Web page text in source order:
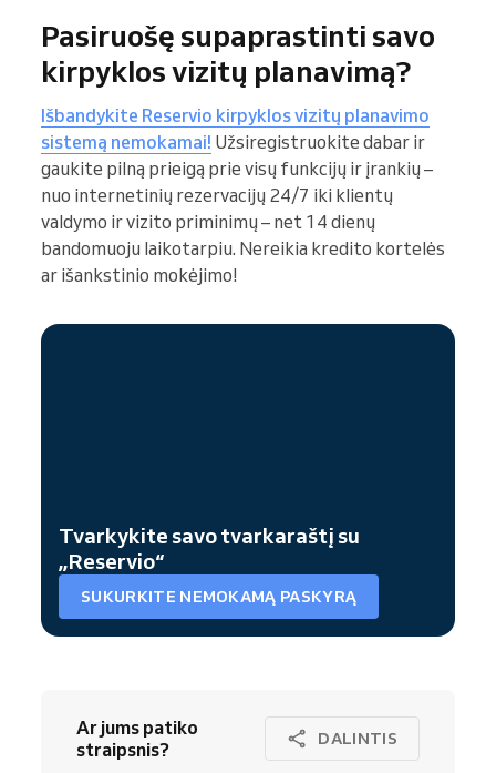
Pasiruošę supaprastinti savo
kirpyklos vizitų planavimą?
Išbandykite Reservio kirpyklos vizitų planavimo
sistemą nemokamai! Užsiregistruokite dabar ir
gaukite pilną prieigą prie visų funkcijų ir įrankių –
nuo internetinių rezervacijų 24/7 iki klientų
valdymo ir vizito priminimų – net 14 dienų
bandomuoju laikotarpiu. Nereikia kredito kortelės
ar išankstinio mokėjimo!
Tvarkykite savo tvarkaraštį su
„Reservio“
SUKURKITE NEMOKAMĄ PASKYRĄ
Ar jums patiko
straipsnis?
DALINTIS